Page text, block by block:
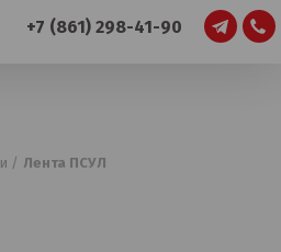
+7 (861) 298-41-90
/ Лента ПСУЛ